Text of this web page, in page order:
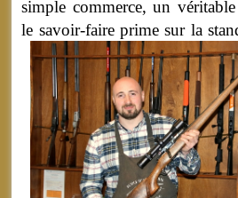
simple commerce, un
le savoir-faire prime sur la